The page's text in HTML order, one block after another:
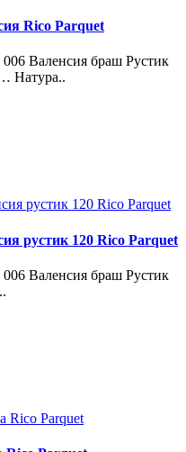
Rico Parquet
006 Валенсия браш Рустик
Натура..
рустик 120 Rico Parquet
006 Валенсия браш Рустик